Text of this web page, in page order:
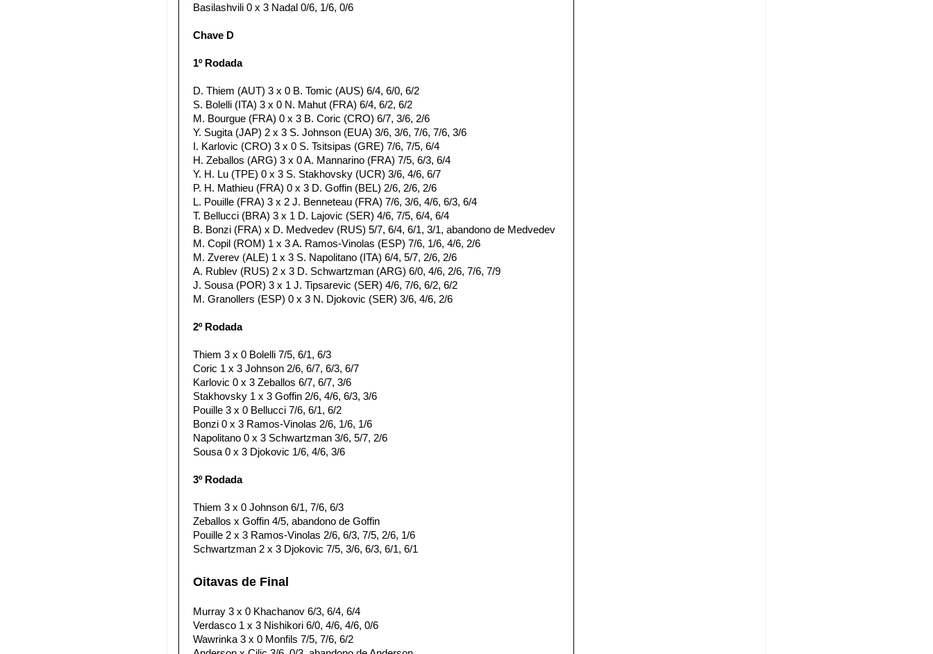
Basilashvili 0 x 3 Nadal 0/6, 1/6, 0/6
Chave D
1º Rodada
D. Thiem (AUT) 3 x 0 B. Tomic (AUS) 6/4, 6/0, 6/2
S. Bolelli (ITA) 3 x 0 N. Mahut (FRA) 6/4, 6/2, 6/2
M. Bourgue (FRA) 0 x 3 B. Coric (CRO) 6/7, 3/6, 2/6
Y. Sugita (JAP) 2 x 3 S. Johnson (EUA) 3/6, 3/6, 7/6, 7/6, 3/6
I. Karlovic (CRO) 3 x 0 S. Tsitsipas (GRE) 7/6, 7/5, 6/4
H. Zeballos (ARG) 3 x 0 A. Mannarino (FRA) 7/5, 6/3, 6/4
Y. H. Lu (TPE) 0 x 3 S. Stakhovsky (UCR) 3/6, 4/6, 6/7
P. H. Mathieu (FRA) 0 x 3 D. Goffin (BEL) 2/6, 2/6, 2/6
L. Pouille (FRA) 3 x 2 J. Benneteau (FRA) 7/6, 3/6, 4/6, 6/3, 6/4
T. Bellucci (BRA) 3 x 1 D. Lajovic (SER) 4/6, 7/5, 6/4, 6/4
B. Bonzi (FRA) x D. Medvedev (RUS) 5/7, 6/4, 6/1, 3/1, abandono de Medvedev
M. Copil (ROM) 1 x 3 A. Ramos-Vinolas (ESP) 7/6, 1/6, 4/6, 2/6
M. Zverev (ALE) 1 x 3 S. Napolitano (ITA) 6/4, 5/7, 2/6, 2/6
A. Rublev (RUS) 2 x 3 D. Schwartzman (ARG) 6/0, 4/6, 2/6, 7/6, 7/9
J. Sousa (POR) 3 x 1 J. Tipsarevic (SER) 4/6, 7/6, 6/2, 6/2
M. Granollers (ESP) 0 x 3 N. Djokovic (SER) 3/6, 4/6, 2/6
2º Rodada
Thiem 3 x 0 Bolelli 7/5, 6/1, 6/3
Coric 1 x 3 Johnson 2/6, 6/7, 6/3, 6/7
Karlovic 0 x 3 Zeballos 6/7, 6/7, 3/6
Stakhovsky 1 x 3 Goffin 2/6, 4/6, 6/3, 3/6
Pouille 3 x 0 Bellucci 7/6, 6/1, 6/2
Bonzi 0 x 3 Ramos-Vinolas 2/6, 1/6, 1/6
Napolitano 0 x 3 Schwartzman 3/6, 5/7, 2/6
Sousa 0 x 3 Djokovic 1/6, 4/6, 3/6
3º Rodada
Thiem 3 x 0 Johnson 6/1, 7/6, 6/3
Zeballos x Goffin 4/5, abandono de Goffin
Pouille 2 x 3 Ramos-Vinolas 2/6, 6/3, 7/5, 2/6, 1/6
Schwartzman 2 x 3 Djokovic 7/5, 3/6, 6/3, 6/1, 6/1
Oitavas de Final
Murray 3 x 0 Khachanov 6/3, 6/4, 6/4
Verdasco 1 x 3 Nishikori 6/0, 4/6, 4/6, 0/6
Wawrinka 3 x 0 Monfils 7/5, 7/6, 6/2